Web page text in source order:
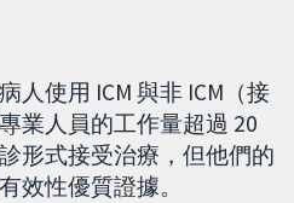
人使用 ICM 與非 ICM（接
業人員的工作量超過 20
形式接受治療，但他們的
效性優質證據。